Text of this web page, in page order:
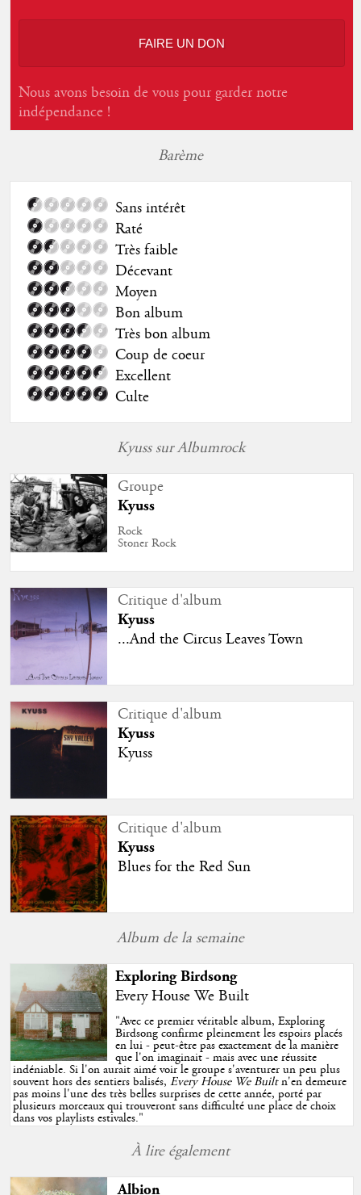
FAIRE UN DON
Nous avons besoin de vous pour garder notre
indépendance !
Barème
Sans intérêt
Raté
Très faible
Décevant
Moyen
Bon album
Très bon album
Coup de coeur
Excellent
Culte
Kyuss sur Albumrock
Groupe
Kyuss
Rock
Stoner Rock
Critique d'album
Kyuss
...And the Circus Leaves Town
Critique d'album
Kyuss
Kyuss
Critique d'album
Kyuss
Blues for the Red Sun
Album de la semaine
Exploring Birdsong
Every House We Built
"Avec ce premier véritable album, Exploring
Birdsong confirme pleinement les espoirs placés
en lui - peut-être pas exactement de la manière
que l'on imaginait - mais avec une réussite
indéniable. Si l'on aurait aimé voir le groupe s'aventurer un peu plus
souvent hors des sentiers balisés,Every House We Builtn'en demeure
pas moins l'une des très belles surprises de cette année, porté par
plusieurs morceaux qui trouveront sans difficulté une place de choix
dans vos playlists estivales."
À lire également
Albion